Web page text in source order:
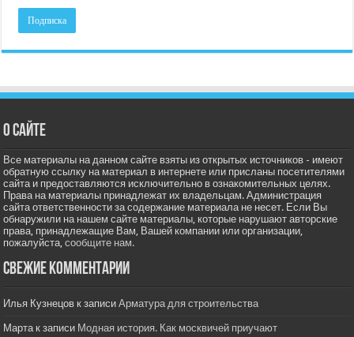
О сайте
Все материалы на данном сайте взяты из открытых источников - имеют
обратную ссылку на материал в интернете или присланы посетителями
сайта и предоставляются исключительно в ознакомительных целях.
Права на материалы принадлежат их владельцам. Администрация
сайта ответственности за содержание материала не несет. Если Вы
обнаружили на нашем сайте материалы, которые нарушают авторские
права, принадлежащие Вам, Вашей компании или организации,
пожалуйста,сообщите нам.
Свежие комментарии
Илья Кузнецов к записиАрматура для строительства
Мартак записи Модная история. Как москвичей приучают